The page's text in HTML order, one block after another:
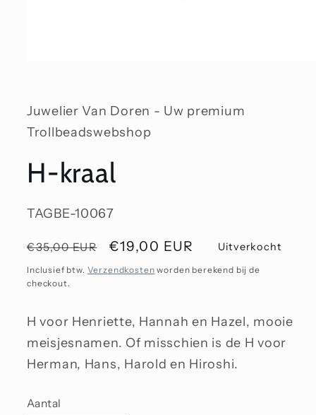
modaal
Juwelier Van Doren - Uw premium
Trollbeadswebshop
H-kraal
SKU:
TAGBE-10067
Normale
prijs
€35,00 EUR Aanbiedingsprijs
€19,00 EUR Uitverkocht
Inclusief btw. Verzendkosten worden berekend bij de
checkout.
H voor Henriette, Hannah en Hazel, mooie
meisjesnamen. Of misschien is de H voor
Herman, Hans, Harold en Hiroshi.
Aantal